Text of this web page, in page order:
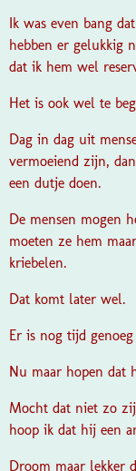
Ik was even bang
hebben er gelukkig
dat ik hem wel
Het is ook wel te
Dag in dag uit
vermoeiend zijn,
een dutje doen.
De mensen mogen
moeten ze hem
kriebelen.
Dat komt later wel.
Er is nog tijd
Nu maar hopen dat
Mocht dat niet zo
hoop ik dat hij een
Droom maar lekker